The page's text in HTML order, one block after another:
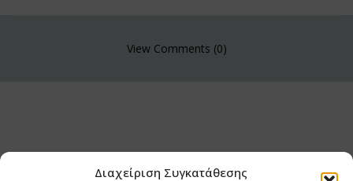
Διαχείριση Συγκατάθεσης
View Comments (0)